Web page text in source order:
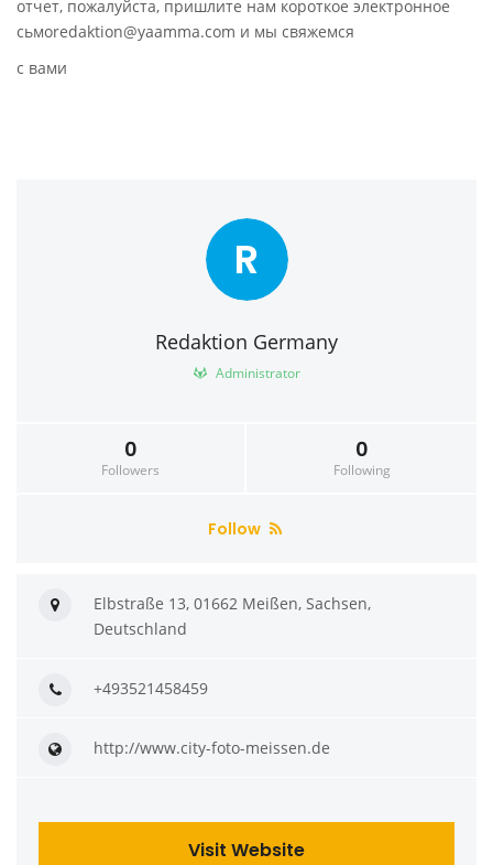
отчет, пожалуйста, пришлите нам короткое электронное
сьмоredaktion@yaamma.com и мы свяжемся
с вами
R
Redaktion Germany
Administrator
0
Followers
0
Following
Follow
Elbstraße 13, 01662 Meißen, Sachsen,
Deutschland
+493521458459
http://www.city-foto-meissen.de
Visit Website